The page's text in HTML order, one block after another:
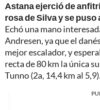
Astana ejerció de
rosa de Silva y se
Echó una mano
Andresen, ya que el
mejor escalador, y
recta de 80 km la única
Tunno (2a, 14,4 km al 5,9).